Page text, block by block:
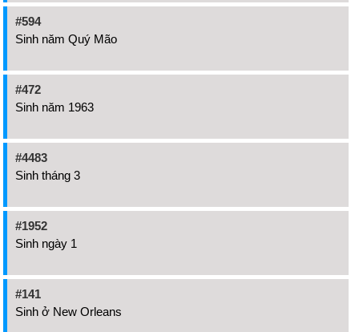
#594
Sinh năm Quý Mão
#472
Sinh năm 1963
#4483
Sinh tháng 3
#1952
Sinh ngày 1
#141
Sinh ở New Orleans